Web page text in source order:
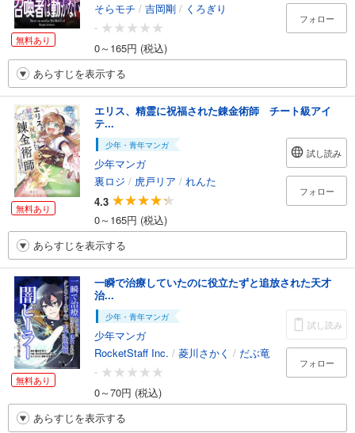
無料あり
そらモチ / 吉岡剛 / くろぎり
-
0～165円 (税込)
フォロー
あらすじを表示する
無料あり
エリス、精霊に祝福された錬金術師 チート級アイ
テ...
少年・青年マンガ
少年マンガ
裏ロジ / 虎戸リア / れんた
4.3
0～165円 (税込)
試し読み
フォロー
あらすじを表示する
無料あり
一瞬で治療していたのに役立たずと追放された天才
治...
少年・青年マンガ
少年マンガ
RocketStaff Inc. / 菱川さかく / だぶ竜
-
0～70円 (税込)
試し読み
フォロー
あらすじを表示する